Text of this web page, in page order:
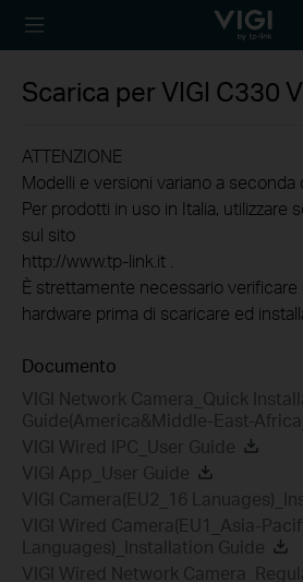
TP-Link, Reliably
Scarica per VIGI C330
ATTENZIONE
Modelli e versioni variano a seconda
Per prodotti in uso in Italia, utilizzare
sul sito
http://www.tp-link.it .
È strettamente necessario
hardware prima di scaricare ed
Documento
VIGI Network Camera_Quick
Guide(America&Middle-East-
VIGI Wired IPC_User Guide
VIGI App_User Guide
VIGI Camera(EU2_16
VIGI Wired Camera(EU1_Asia-
Languages)_Installation Guide
VIGI Wired Network